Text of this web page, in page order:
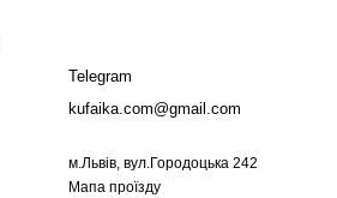
Telegram
kufaika.com@gmail.com
м.Львів, вул.Городоцька 242
Мапа проїзду